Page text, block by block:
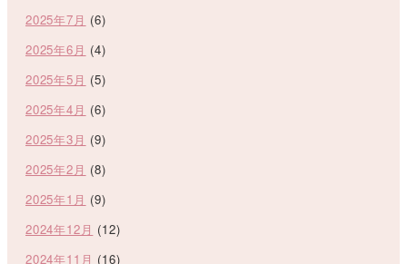
2025年7月 (6)
2025年6月 (4)
2025年5月 (5)
2025年4月 (6)
2025年3月 (9)
2025年2月 (8)
2025年1月 (9)
2024年12月 (12)
2024年11月 (16)